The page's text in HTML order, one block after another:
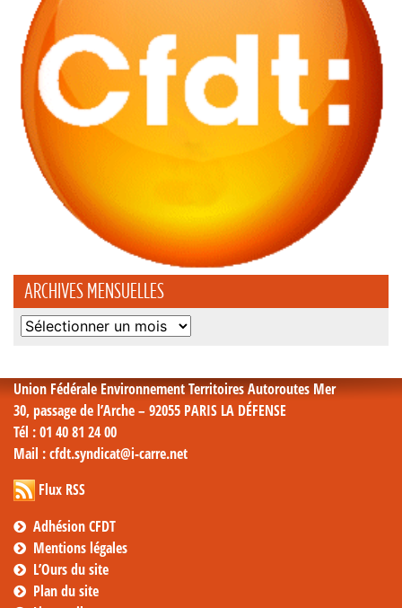
ARCHIVES MENSUELLES
Archives
Union Fédérale Environnement Territoires Autoroutes Mer
30, passage de l’Arche – 92055 PARIS LA DÉFENSE
Tél : 01 40 81 24 00
Mail : cfdt.syndicat@i-carre.net
Flux RSS
Adhésion CFDT
Mentions légales
L’Ours du site
Plan du site